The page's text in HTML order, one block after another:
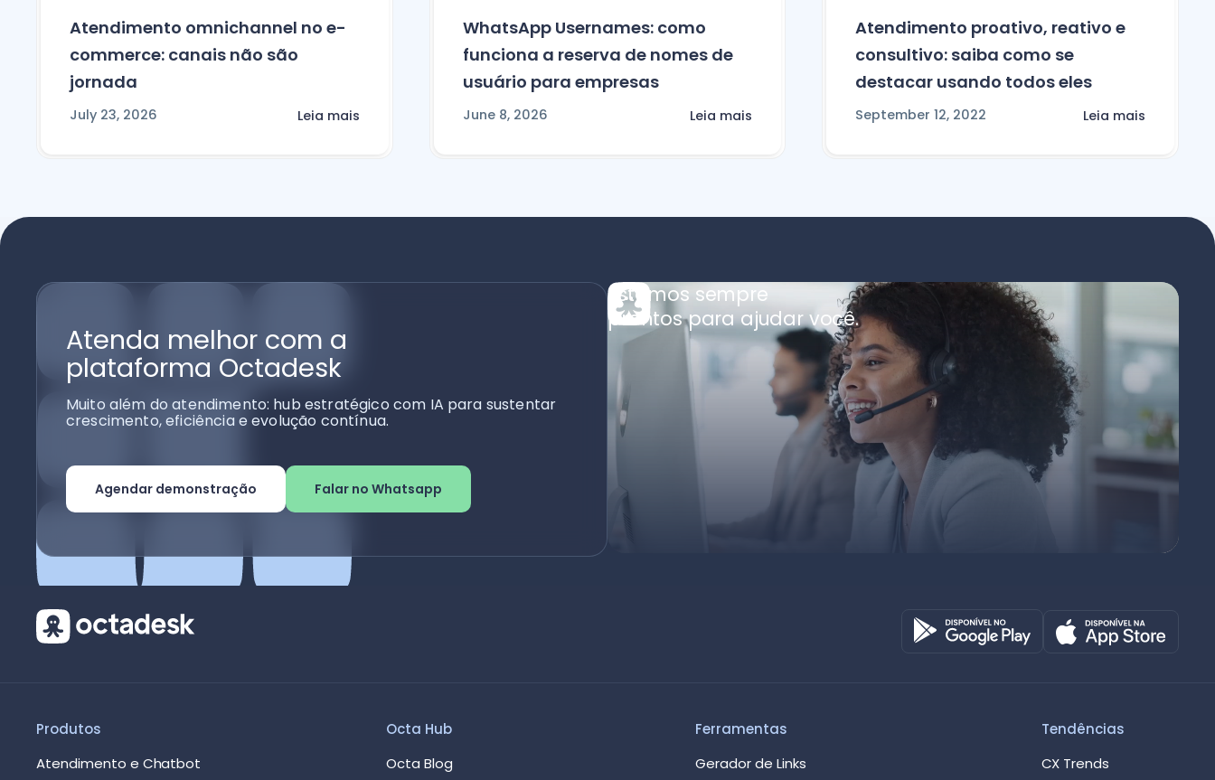
Atendimento omnichannel no e-
commerce: canais não são
jornada
July 23, 2026 Leia mais
WhatsApp Usernames: como
funciona a reserva de nomes de
usuário para empresas
June 8, 2026 Leia mais
Atendimento proativo, reativo e
consultivo: saiba como se
destacar usando todos eles
September 12, 2022 Leia mais
Atenda melhor com a
plataforma Octadesk
Muito além do atendimento: hub estratégico com IA para sustentar
crescimento, eficiência e evolução contínua.
Agendar demonstração Falar no Whatsapp
Estamos sempre
prontos para ajudar você.
Produtos
Atendimento e Chatbot
Octa Hub
Octa Blog
Ferramentas
Gerador de Links
Tendências
CX Trends
Octadesk
Online agora